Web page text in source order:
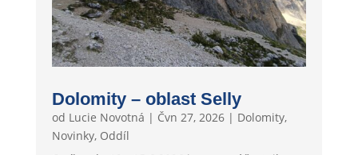
Dolomity – oblast Selly
od Lucie Novotná | Čvn 27, 2026| Dolomity,
Novinky, Oddíl